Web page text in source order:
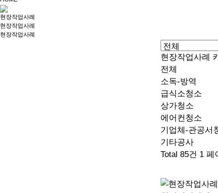
현장작업사례
현장작업사례
현장작업사례
현장작업사례
전체
소독-방역
급식소청소
상가청소
에어컨청소
기업체-관공서
기타공사
Total 85건 1 페